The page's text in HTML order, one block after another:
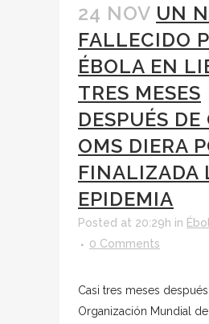
24 NOV UN
FALLECIDO
ÉBOLA EN
TRES MESES
DESPUÉS
OMS DIERA
FINALIZADA
EPIDEMIA
Posted at 20:29h in
0 Comments
Casi tres meses
Organización Mundial de